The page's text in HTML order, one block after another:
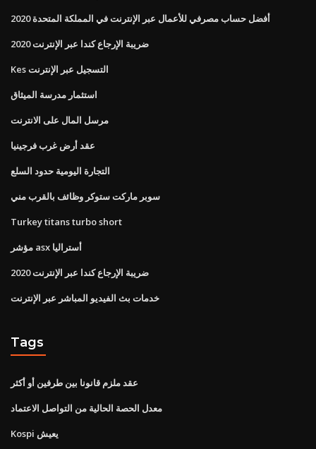
أفضل حساب مصرفي للأعمال عبر الإنترنت في المملكة المتحدة 2020
2020 ضريبة الإرجاع كندا عبر الإنترنت
Kes التسجيل عبر الإنترنت
استثمار مدرسة الميثاق
مرسل المال على الانترنت
عقد أرض غرب فرجينيا
التجارة اليومية حدود السلع
سوبر ماركت ستوكر وظائف بالقرب مني
Turkey titans turbo short
مؤشر asx أستراليا
2020 ضريبة الإرجاع كندا عبر الإنترنت
خدمات بث الفيديو المباشر عبر الإنترنت
Tags
عقد ملزم قانونا بين طرفين أو أكثر
معدل الحصة الحالية من التواصل الاعتماد
Kospi يعيش